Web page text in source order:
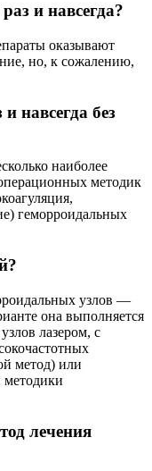
и навсегда?
оказывают
но, к сожалению,
навсегда без
наиболее
методик
геморроидальных
узлов —
она выполняется
лазером, с
метод) или
методики
лечения